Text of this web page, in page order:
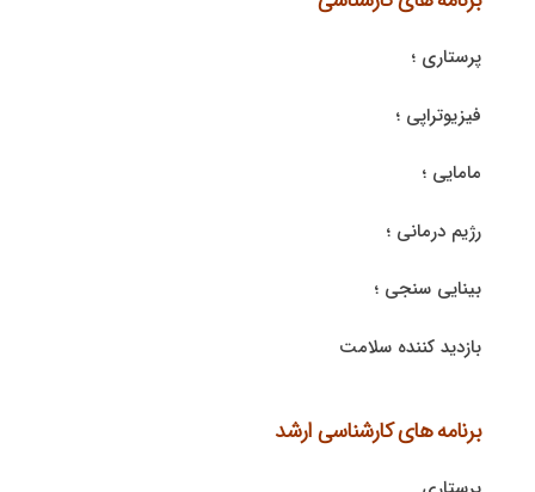
پرستاری ؛
فیزیوتراپی ؛
مامایی ؛
رژیم درمانی ؛
بینایی سنجی ؛
بازدید کننده سلامت
برنامه های کارشناسی ارشد